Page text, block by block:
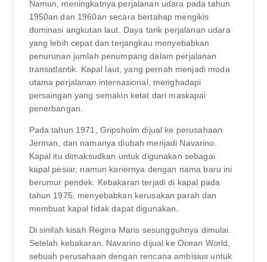
Namun, meningkatnya perjalanan udara pada tahun
1950an dan 1960an secara bertahap mengikis
dominasi angkutan laut. Daya tarik perjalanan udara
yang lebih cepat dan terjangkau menyebabkan
penurunan jumlah penumpang dalam perjalanan
transatlantik. Kapal laut, yang pernah menjadi moda
utama perjalanan internasional, menghadapi
persaingan yang semakin ketat dari maskapai
penerbangan.
Pada tahun 1971, Gripsholm dijual ke perusahaan
Jerman, dan namanya diubah menjadi Navarino.
Kapal itu dimaksudkan untuk digunakan sebagai
kapal pesiar, namun kariernya dengan nama baru ini
berumur pendek. Kebakaran terjadi di kapal pada
tahun 1975, menyebabkan kerusakan parah dan
membuat kapal tidak dapat digunakan.
Di sinilah kisah Regina Maris sesungguhnya dimulai.
Setelah kebakaran, Navarino dijual ke Ocean World,
sebuah perusahaan dengan rencana ambisius untuk